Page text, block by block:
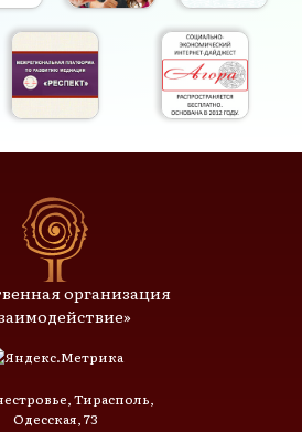
организация
Тирасполь,
Одесская, 73